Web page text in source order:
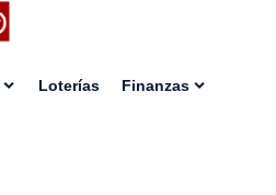
Loterías Finanzas